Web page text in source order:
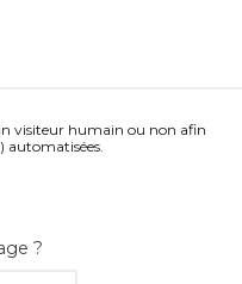
visiteur humain ou non afin
automatisées.
?